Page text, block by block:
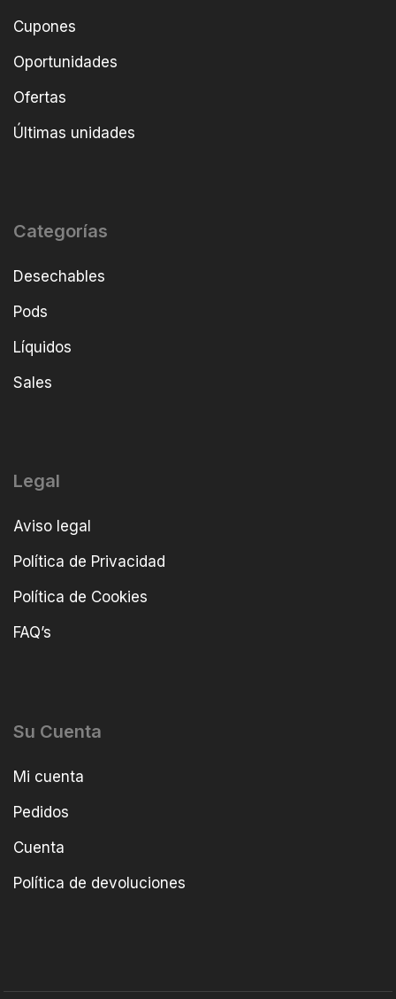
Cupones
Oportunidades
Ofertas
Últimas unidades
Categorías
Desechables
Pods
Líquidos
Sales
Legal
Aviso legal
Política de Privacidad
Política de Cookies
FAQ’s
Su Cuenta
Mi cuenta
Pedidos
Cuenta
Política de devoluciones